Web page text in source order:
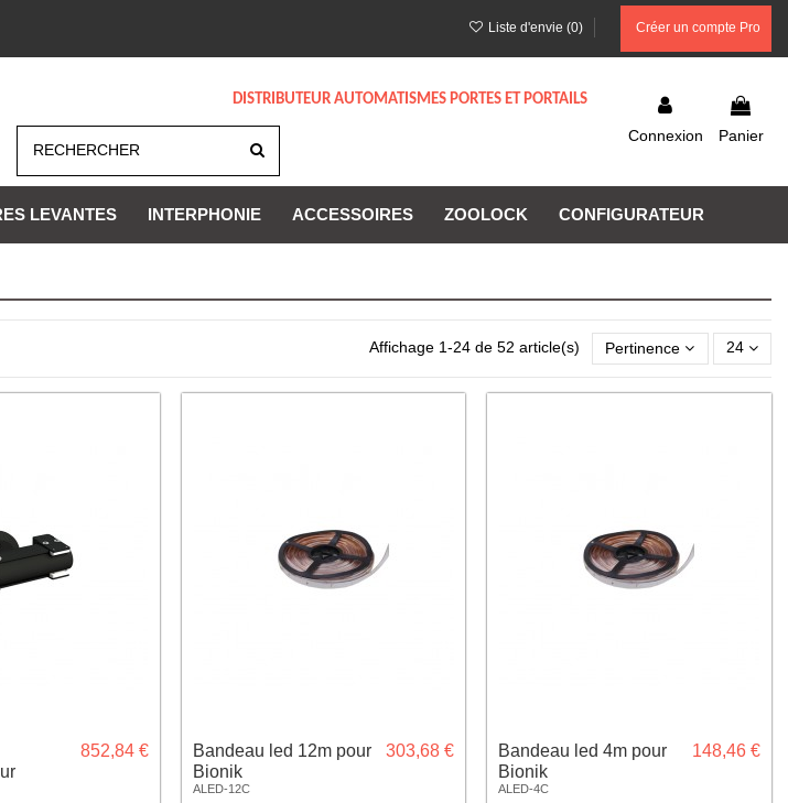
Liste d'envie (0) Créer un compte Pro
DISTRIBUTEUR AUTOMATISMES PORTES ET PORTAILS
Connexion Panier
LEVANTES INTERPHONIE ACCESSOIRES ZOOLOCK CONFIGURATEUR
Affichage 1-24 de 52 article(s) Pertinence 24
852,84 €
Bandeau led 12m pour
Bionik
ALED-12C
303,68 €
Bandeau led 4m pour
Bionik
ALED-4C
148,46 €